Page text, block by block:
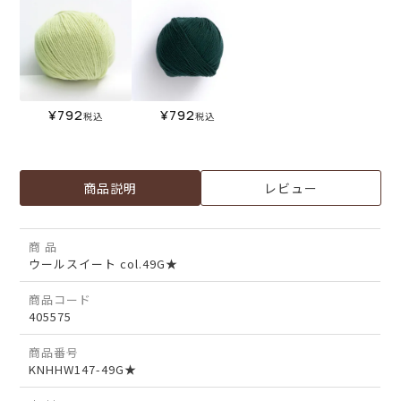
¥792税込 ¥792税込
商品説明 レビュー
商 品
ウールスイート col.49G★
商品コード
405575
商品番号
KNHHW147-49G★